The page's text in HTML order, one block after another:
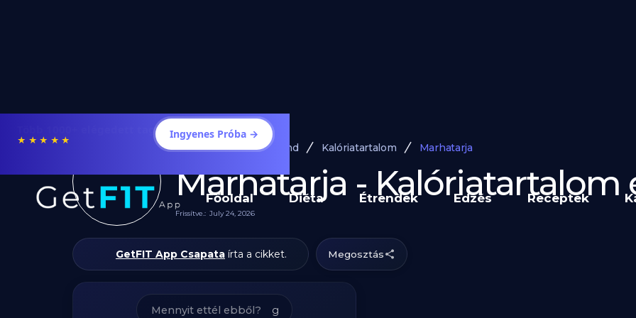
Étrendek, receptek és edzéstervek
★★★★★ Ingyenes Próba →
Főoldal Diéta Étrendek Edzés Receptek
Diéta és Étrend Kalóriatartalom Marhatarja
Marhatarja - Kalóriatartalom
Frissítve.: July 24, 2026
GetFIT App Csapata írta a cikket. Megosztás
g